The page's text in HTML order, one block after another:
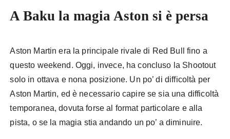
A Baku la magia Aston si è persa
Aston Martin era la principale rivale di Red Bull fino a
questo weekend. Oggi, invece, ha concluso la Shootout
solo in ottava e nona posizione. Un po’ di difficoltà per
Aston Martin, ed è necessario capire se sia una difficoltà
temporanea, dovuta forse al format particolare e alla
pista, o se la magia stia andando un po’ a diminuire.